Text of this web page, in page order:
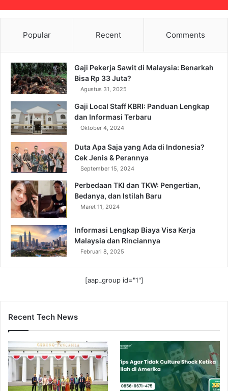
Popular Recent Comments
Gaji Pekerja Sawit di Malaysia: Benarkah
Bisa Rp 33 Juta?
Agustus 31, 2025
Gaji Local Staff KBRI: Panduan Lengkap
dan Informasi Terbaru
Oktober 4, 2024
Duta Apa Saja yang Ada di Indonesia?
Cek Jenis & Perannya
September 15, 2024
Perbedaan TKI dan TKW: Pengertian,
Bedanya, dan Istilah Baru
Maret 11, 2024
Informasi Lengkap Biaya Visa Kerja
Malaysia dan Rinciannya
Februari 8, 2025
[aap_group id="1"]
Recent Tech News